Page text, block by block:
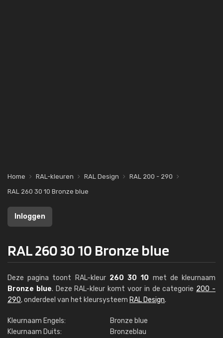
Home RAL-kleuren RAL Design
RAL 200 - 290
RAL 260 30 10 Bronze blue
Inloggen
RAL 260 30 10 Bronze blue
Deze pagina toont RAL-kleur 260 30 10 met de kleurnaam
Bronze blue. Deze RAL-kleur komt voor in de categorie 200 -
290, onderdeel van het kleursysteem RAL Design.
Kleurnaam Engels:
Bronze blue
Kleurnaam Duits:
Bronzeblau